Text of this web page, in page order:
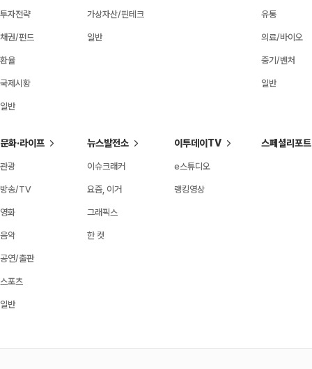
투자전략
채권/펀드
환율
국제시황
일반
가상자산/핀테크
일반
유통
의료/바이오
중기/벤처
일반
문화·라이프
관광
방송/TV
영화
음악
공연/출판
스포츠
일반
뉴스발전소
이슈크래커
요즘, 이거
그래픽스
한 컷
이투데이TV
e스튜디오
랭킹영상
스페셜리포트